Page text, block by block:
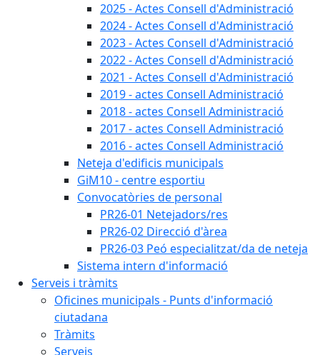
2025 - Actes Consell d'Administració
2024 - Actes Consell d'Administració
2023 - Actes Consell d'Administració
2022 - Actes Consell d'Administració
2021 - Actes Consell d'Administració
2019 - actes Consell Administració
2018 - actes Consell Administració
2017 - actes Consell Administració
2016 - actes Consell Administració
Neteja d'edificis municipals
GiM10 - centre esportiu
Convocatòries de personal
PR26-01 Netejadors/res
PR26-02 Direcció d'àrea
PR26-03 Peó especialitzat/da de neteja
Sistema intern d'informació
Serveis i tràmits
Oficines municipals - Punts d'informació
ciutadana
Tràmits
Serveis